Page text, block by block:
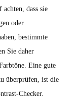
dass sie
oder
bestimmte
Sie daher
Eine gute
überprüfen, ist die
Checker.